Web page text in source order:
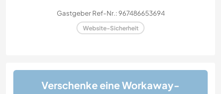
Gastgeber Ref-Nr.: 967486653694
Website-Sicherheit
Verschenke eine Workaway-